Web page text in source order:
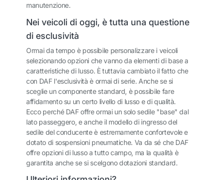
manutenzione.
Nei veicoli di oggi, è tutta una questione
di esclusività
Ormai da tempo è possibile personalizzare i veicoli
selezionando opzioni che vanno da elementi di base a
caratteristiche di lusso. È tuttavia cambiato il fatto che
con DAF l'esclusività è ormai di serie. Anche se si
sceglie un componente standard, è possibile fare
affidamento su un certo livello di lusso e di qualità.
Ecco perché DAF offre ormai un solo sedile "base" dal
lato passeggero, e anche il modello di ingresso del
sedile del conducente è estremamente confortevole e
dotato di sospensioni pneumatiche. Va da sé che DAF
offre opzioni di lusso a tutto campo, ma la qualità è
garantita anche se si scelgono dotazioni standard.